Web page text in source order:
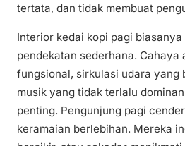
tertata, dan tidak membuat
Interior kedai kopi pagi
pendekatan sederhana. Cahaya
fungsional, sirkulasi udara yang
musik yang tidak terlalu
penting. Pengunjung pagi
keramaian berlebihan. Mereka